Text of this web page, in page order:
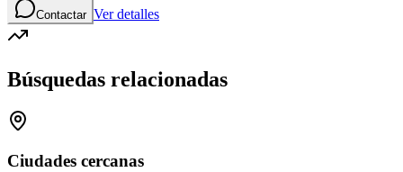
Contactar Ver detalles
Búsquedas relacionadas
Ciudades cercanas